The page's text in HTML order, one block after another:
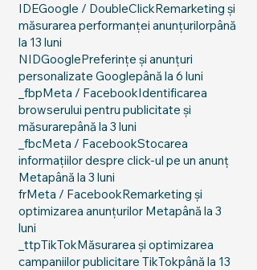
IDEGoogle / DoubleClickRemarketing și
măsurarea performanței anunțurilorpână
la 13 luni
NIDGooglePreferințe și anunțuri
personalizate Googlepână la 6 luni
_fbpMeta / FacebookIdentificarea
browserului pentru publicitate și
măsurarepână la 3 luni
_fbcMeta / FacebookStocarea
informațiilor despre click-ul pe un anunț
Metapână la 3 luni
frMeta / FacebookRemarketing și
optimizarea anunțurilor Metapână la 3
luni
_ttpTikTokMăsurarea și optimizarea
campaniilor publicitare TikTokpână la 13